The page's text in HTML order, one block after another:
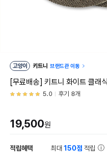
고양이 키트니 브랜드관 이동
[무료배송] 키트니 화이트 클래
5.0 후기 8개
19,500원
적립혜택 최대150점 적립